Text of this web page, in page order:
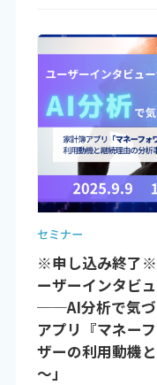
セミナー
※申し込み終了
ーザーインタビ
──AI分析で気づ
アプリ『マネー
ザーの利用動機
～」